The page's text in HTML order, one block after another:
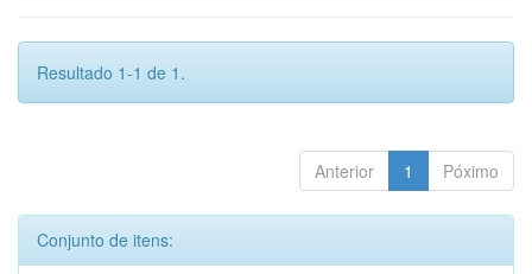
Resultado 1-1 de 1.
Anterior 1 Póximo
Conjunto de itens: